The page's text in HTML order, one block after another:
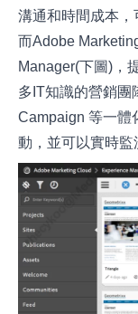
溝通和時間成本，
而Adobe
Manager(下圖)，
多IT知識的營銷團
Campaign 等一體
動，並可以實時監